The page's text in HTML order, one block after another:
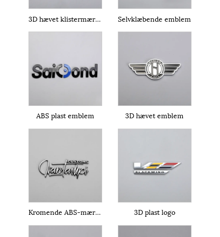
3D hævet klistermærke Selvklæbende emblem
ABS plast emblem 3D hævet emblem
Kromende ABS-mærkat 3D plast logo